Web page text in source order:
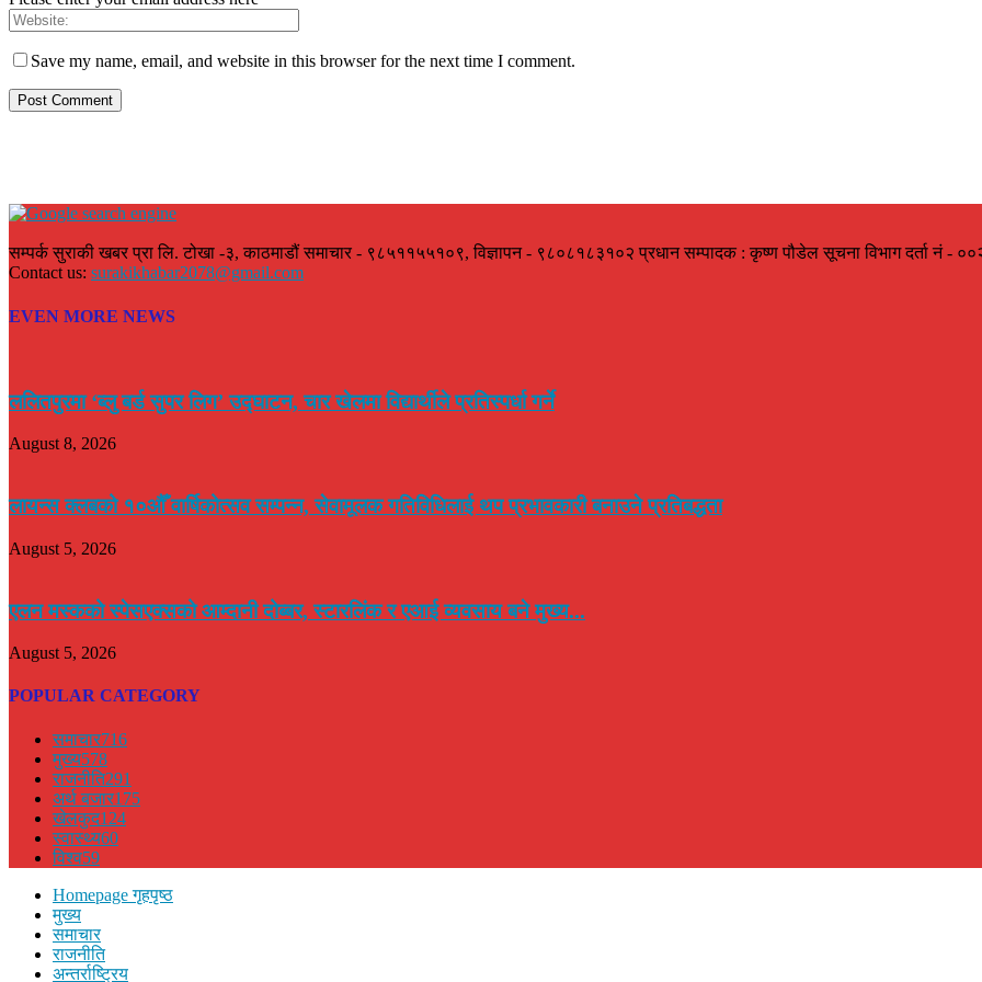
Save my name, email, and website in this browser for the next time I comment.
सम्पर्क सुराकी खबर प्रा लि. टोखा -३, काठमाडौं समाचार - ९८५११५५१०९, विज्ञापन - ९८०८१८३१०२ प्रधान सम्पादक : कृष्ण पौडेल सूचना विभाग दर्ता नं -
Contact us: surakikhabar2078@gmail.com
EVEN MORE NEWS
ललितपुरमा ‘ब्लु बर्ड सुपर लिग’ उद्घाटन, चार खेलमा विद्यार्थीले प्रतिस्पर्धा गर्ने
August 8, 2026
लायन्स क्लबको १०औँ वार्षिकोत्सव सम्पन्न, सेवामूलक गतिविधिलाई थप प्रभावकारी बनाउने प्रतिबद्धता
August 5, 2026
एलन मस्कको स्पेसएक्सको आम्दानी दोब्बर, स्टारलिंक र एआई व्यवसाय बने मुख्य...
August 5, 2026
POPULAR CATEGORY
समाचार716
मुख्य578
राजनीति291
अर्थ बजार175
खेलकुद124
स्वास्थ्य60
विश्व59
Homepage गृहपृष्ठ
मुख्य
समाचार
राजनीति
अन्तर्राष्ट्रिय